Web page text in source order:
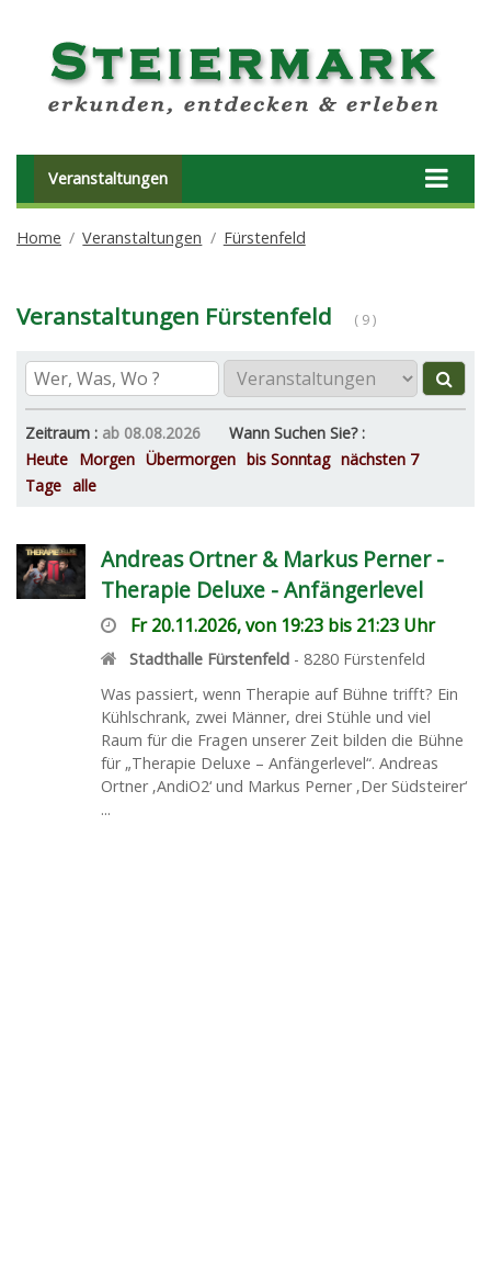
Veranstaltungen
Home Veranstaltungen Fürstenfeld
Veranstaltungen Fürstenfeld ( 9 )
Zeitraum : ab 08.08.2026
Wann Suchen Sie? :
Heute Morgen Übermorgen bis Sonntag nächsten 7
Tage alle
Andreas Ortner & Markus Perner -
Therapie Deluxe - Anfängerlevel
Fr 20.11.2026, von 19:23 bis 21:23 Uhr
Stadthalle Fürstenfeld -8280 Fürstenfeld
Was passiert, wenn Therapie auf Bühne trifft? Ein
Kühlschrank, zwei Männer, drei Stühle und viel
Raum für die Fragen unserer Zeit bilden die Bühne
für „Therapie Deluxe – Anfängerlevel“. Andreas
Ortner ‚AndiO2‘ und Markus Perner ‚Der Südsteirer‘
...